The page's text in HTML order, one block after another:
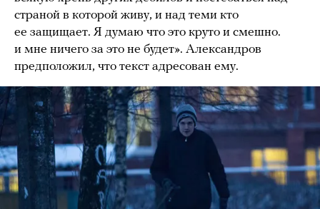
страной в которой живу, и над теми кто
ее защищает. Я думаю что это круто и смешно.
и мне ничего за это не будет». Александров
предположил, что текст адресован ему.